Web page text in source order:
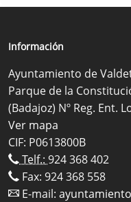
Información
Ayuntamiento de
Parque de la
(Badajoz) Nº Reg. Ent.
Ver mapa
CIF: P0613800B
Telf.: 924 368 402
Fax: 924 368 558
E-mail: